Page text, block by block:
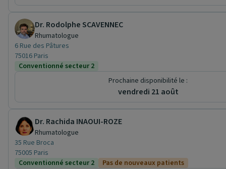
Dr. Rodolphe SCAVENNEC
Rhumatologue
6 Rue des Pâtures
75016 Paris
Conventionné secteur 2
Prochaine disponibilité le :
vendredi 21 août
Dr. Rachida INAOUI-ROZE
Rhumatologue
35 Rue Broca
75005 Paris
Conventionné secteur 2
Pas de nouveaux patients